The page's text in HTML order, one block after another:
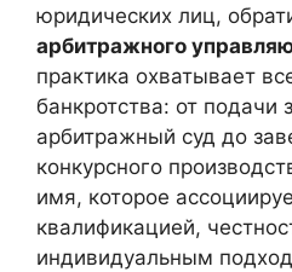
юридических лиц,
арбитражного
практика охватывает
банкротства: от подачи
арбитражный суд до
конкурсного
имя, которое
квалификацией,
индивидуальным